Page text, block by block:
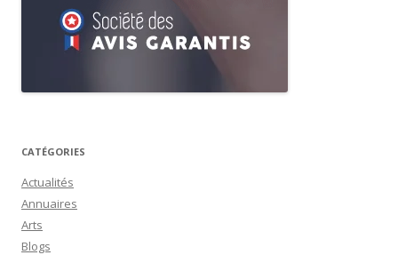
CATÉGORIES
Actualités
Annuaires
Arts
Blogs